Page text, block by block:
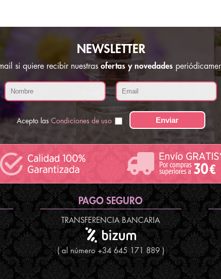
NEWSLETTER
si quiere recibir nuestrasofertas y novedades
Acepto las Condiciones de uso
PAGO SEGURO
TRANSFERENCIA BANCARIA
( al número +34 645 171 889 )